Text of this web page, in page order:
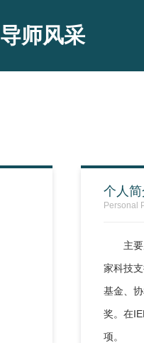
导师风采
个人
Personal
主
家科技
基金、
奖。在
项。